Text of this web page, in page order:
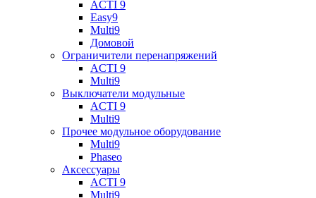
ACTI 9
Easy9
Multi9
Домовой
Ограничители перенапряжений
ACTI 9
Multi9
Выключатели модульные
ACTI 9
Multi9
Прочее модульное оборудование
Multi9
Phaseo
Аксессуары
ACTI 9
Multi9